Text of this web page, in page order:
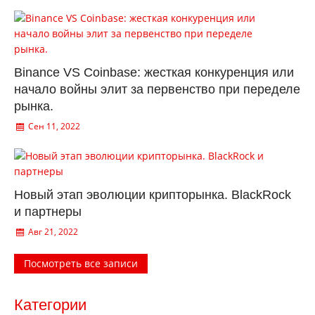
Binance VS Coinbase: жесткая конкуренция или
начало войны элит за первенство при переделе
рынка.
Сен 11, 2022
Новый этап эволюции крипторынка. BlackRock
и партнеры
Авг 21, 2022
Посмотреть все записи
Категории